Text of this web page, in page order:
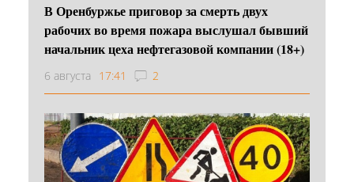
В Оренбуржье приговор за смерть двух
рабочих во время пожара выслушал бывший
начальник цеха нефтегазовой компании (18+)
6 августа 17:41 2